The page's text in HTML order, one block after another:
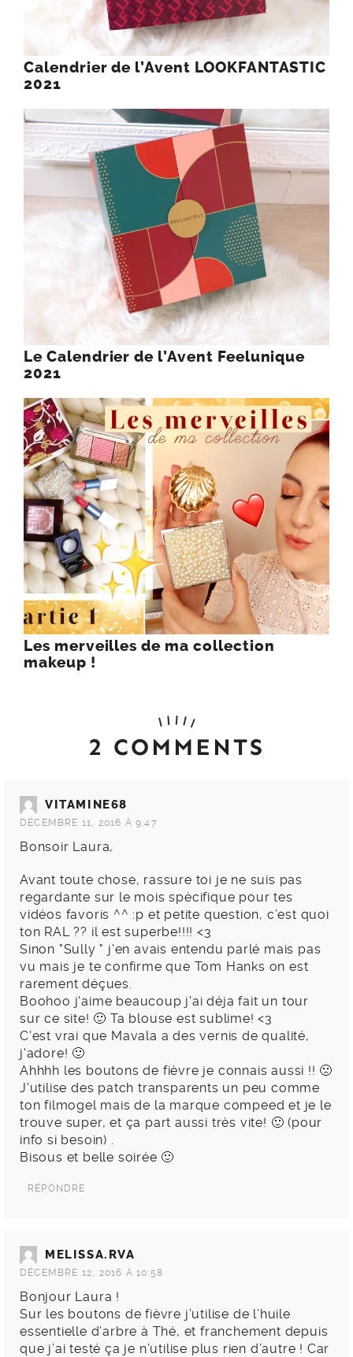
Calendrier de l’Avent LOOKFANTASTIC
2021
Le Calendrier de l’Avent Feelunique
2021
Les merveilles de ma collection
makeup !
2 COMMENTS
VITAMINE68
DÉCEMBRE 11, 2016 À 9:47
Bonsoir Laura,
Avant toute chose, rassure toi je ne suis pas
regardante sur le mois spécifique pour tes
vidéos favoris ^^ :p et petite question, c’est quoi
ton RAL ?? il est superbe!!!! <3
Sinon "Sully " j'en avais entendu parlé mais pas
vu mais je te confirme que Tom Hanks on est
rarement déçues.
Boohoo j'aime beaucoup j'ai déja fait un tour
sur ce site! 🙂 Ta blouse est sublime! <3
C'est vrai que Mavala a des vernis de qualité,
j'adore! 🙂
Ahhhh les boutons de fièvre je connais aussi !! 🙁
J'utilise des patch transparents un peu comme
ton filmogel mais de la marque compeed et je le
trouve super, et ça part aussi très vite! 🙂 (pour
info si besoin) .
Bisous et belle soirée 🙂
RÉPONDRE
MELISSA.RVA
DÉCEMBRE 12, 2016 À 10:58
Bonjour Laura !
Sur les boutons de fièvre j’utilise de l’huile
essentielle d’arbre à Thé, et franchement depuis
que j’ai testé ça je n’utilise plus rien d’autre ! Car